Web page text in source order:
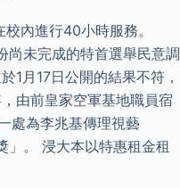
內進行40小時服務。
尚未完成的特首選舉民意調
1月17日公開的結果不符，
由前皇家空軍基地職員宿
處為李兆基傳理視藝
」。 浸大本以特惠租金租